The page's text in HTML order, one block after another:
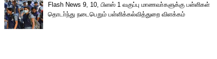
Flash News 9, 10, பிளஸ் 1 வகுப்பு மாணவா்களுக்கு பள்ளிகள்
தொடா்ந்து நடைபெறும் பள்ளிக்கல்வித்துறை விளக்கம்